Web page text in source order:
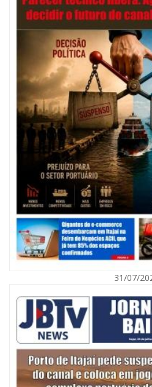
07/08/2026 | 07:00
Nem toda violência deixa marcas:
BALNEÁRIO CAMBORIÚ
31/07/